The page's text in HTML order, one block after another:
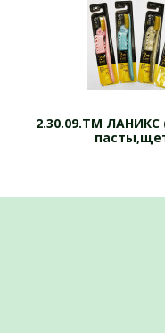
2.30.09.ТМ ЛАНИКС